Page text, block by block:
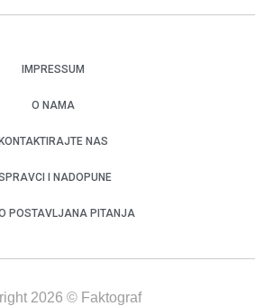
IMPRESSUM
O NAMA
NAS
I NADOPUNE
POSTAVLJANA PITANJA
2026 © Faktograf